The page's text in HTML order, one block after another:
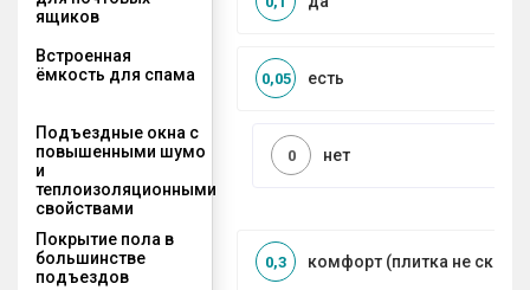
ящиков
Встроенная
ёмкость для спама
есть
0,05
Подъездные окна с
повышенными шумо
и
теплоизоляционными
свойствами
нет
0
Покрытие пола в
большинстве
подъездов
комфорт (плитка не
0,3